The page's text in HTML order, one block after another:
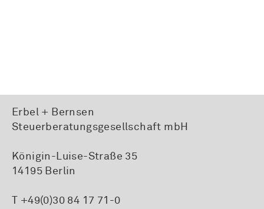
Erbel + Bernsen
Steuerberatungsgesellschaft mbH
Königin-Luise-Straße 35
14195 Berlin
T +49(0)30 84 17 71-0